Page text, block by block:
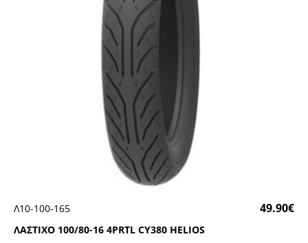
ΛΑΣΤΙΧΟ 100/80-16 4ΡRΤL CΥ380 ΗΕLΙΟS
Λ10-100-165 49.90€